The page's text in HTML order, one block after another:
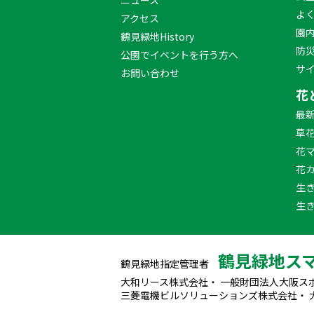
アクセス
鶴見緑地History
公園でイベントを行う方へ
お問い合わせ
よ
園
防
サ
花
最
草
花
花
生
生
鶴見緑地指定管理者 鶴見緑地ス
大和リース株式会社・ 一般財団法人大阪
三菱電機ビルソリューションズ株式会社・